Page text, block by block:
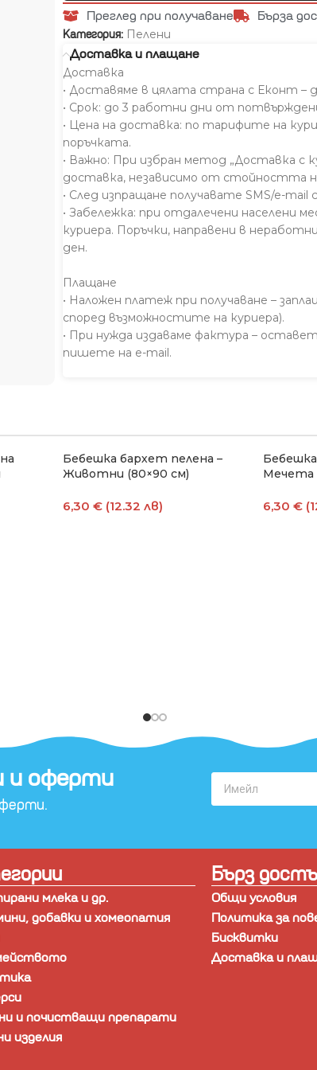
Преглед при получаване Бърза
Категория: Пелени
Доставка и плащане
Доставка
• Доставяме в цялата страна с Еконт –
• Срок: до 3 работни дни от
• Цена на доставка: по тарифите на
поръчката.
• Важно: При избран метод „Доставка с
доставка, независимо от стойността
• След изпращане получавате SMS/e-mail
• Забележка: при отдалечени населени
куриера. Поръчки, направени в
ден.
Плащане
• Наложен платеж при получаване –
според възможностите на куриера).
• При нужда издаваме фактура –
пишете на e-mail.
Бебешка бархет пелена –
Животни (80×90 см)
6,30 € (12.32 лв)
Мечета
6,30 €
и оферти​
млека и др.
добавки и хомеопатия
и почистващи препарати
изделия
Бърз
Общи условия
Политика за
Бисквитки
Доставка и